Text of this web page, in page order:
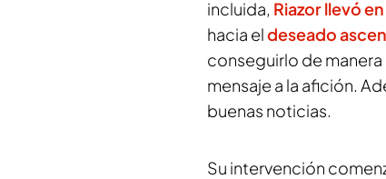
incluida, Riazor llevó
hacia eldeseado
conseguirlo de
mensaje a la afición.
buenas noticias.
Su intervención